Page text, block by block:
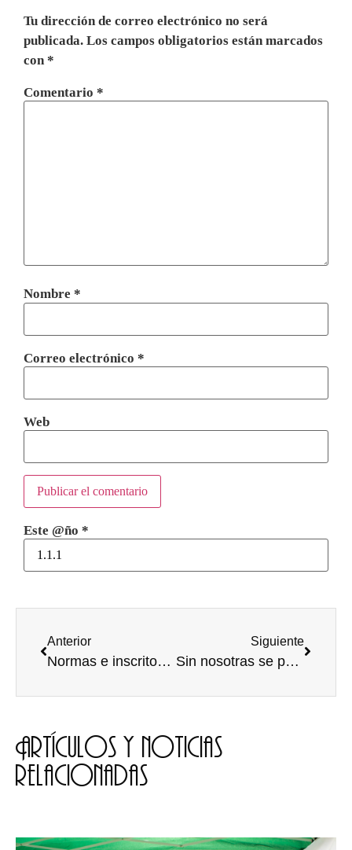
Tu dirección de correo electrónico no será
publicada. Los campos obligatorios están marcados
con*
Comentario *
Nombre *
Correo electrónico *
Web
Este @ño *
Anterior
Normas e inscritos a la V Liga de Debate Universitaria
Siguiente
Sin nosotras se para el mundo. Crónica del 8M en Burgos
Artículos y noticias
relacionadas